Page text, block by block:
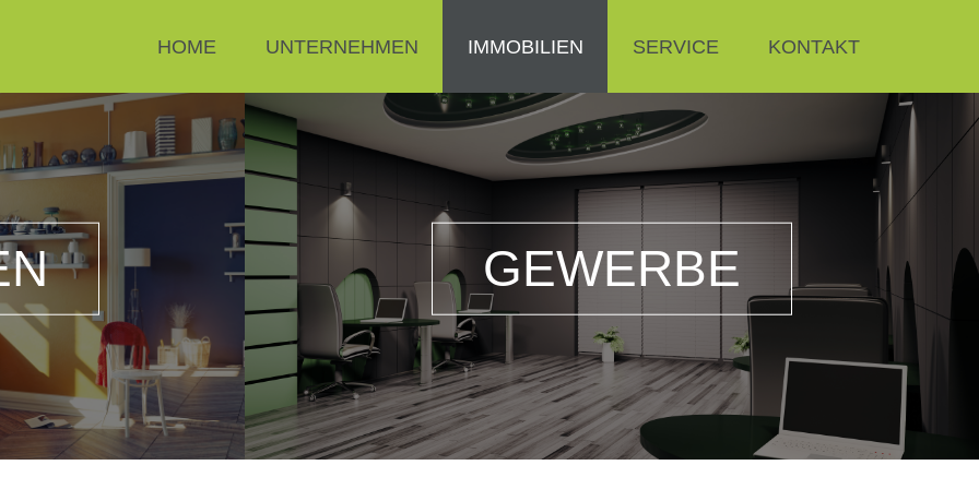
HOME UNTERNEHMEN IMMOBILIEN SERVICE KONTAKT
GEWERBE